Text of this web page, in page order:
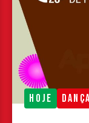
HOJE DANÇA